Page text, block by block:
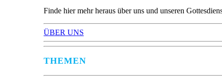
Finde hier mehr heraus über uns und unseren
ÜBER UNS
THEMEN